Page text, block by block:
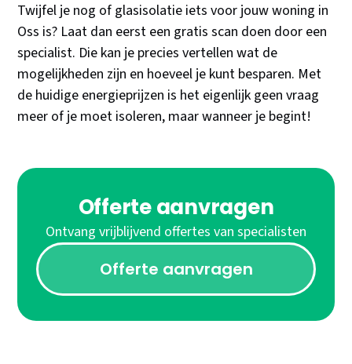
Twijfel je nog of glasisolatie iets voor jouw woning in
Oss is? Laat dan eerst een gratis scan doen door een
specialist. Die kan je precies vertellen wat de
mogelijkheden zijn en hoeveel je kunt besparen. Met
de huidige energieprijzen is het eigenlijk geen vraag
meer of je moet isoleren, maar wanneer je begint!
Offerte aanvragen
Ontvang vrijblijvend offertes van specialisten
Offerte aanvragen